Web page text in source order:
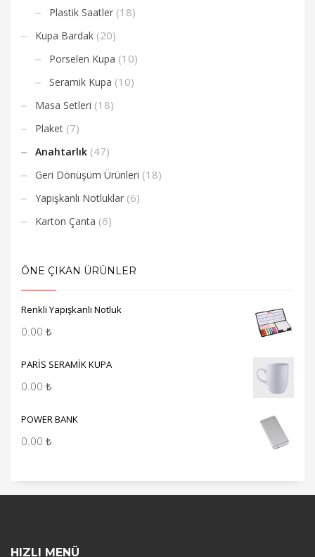
Plastik Saatler (18)
Kupa Bardak (20)
Porselen Kupa (10)
Seramik Kupa (10)
Masa Setleri (18)
Plaket (7)
Anahtarlık (47)
Geri Dönüşüm Ürünleri (18)
Yapışkanlı Notluklar (6)
Karton Çanta (6)
ÖNE ÇIKAN ÜRÜNLER
Renkli Yapışkanlı Notluk
0.00 ₺
PARİS SERAMİK KUPA
0.00 ₺
POWER BANK
0.00 ₺
HIZLI MENÜ